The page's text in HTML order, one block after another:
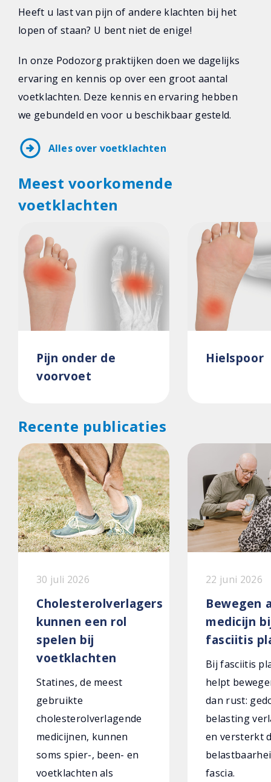
Heeft u last van pijn of andere klachten bij het
lopen of staan? U bent niet de enige!
In onze Podozorg praktijken doen we dagelijks
ervaring en kennis op over een groot aantal
voetklachten. Deze kennis en ervaring hebben
we gebundeld en voor u beschikbaar gesteld.
arrow_circle_right Alles over voetklachten
Meest voorkomende
voetklachten
Pijn onder de
voorvoet
Hielspoor
Recente publicaties
30 juli 2026
Cholesterolverlagers
kunnen een rol
spelen bij
voetklachten
Statines, de meest
gebruikte
cholesterolverlagende
medicijnen, kunnen
soms spier-, been- en
voetklachten als
22 juni 2026
Bewegen
medicijn
fasciitis
Bij fasciitis
helpt
dan rust:
belasting
en versterkt
fascia.